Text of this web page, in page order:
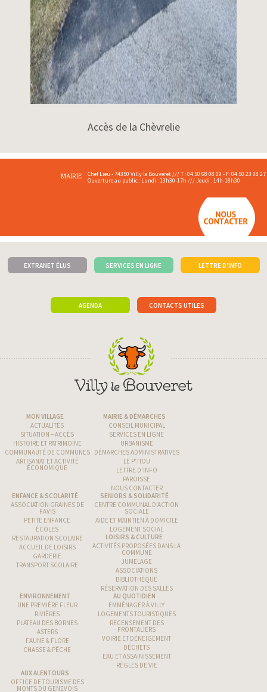
Accès de la Chèvrelie
MAIRIE
Chef Lieu - 74350 Villy le Bouveret /// T : 04 50 68 08 09 - F: 04 50 23 08 27
Ouverture au public : Lundi : 13h30-17h /// Jeudi : 14h-18h30
EXTRANET ÉLUS SERVICES EN LIGNE LETTRE D'INFO
AGENDA CONTACTS UTILES
MON VILLAGE
ACTUALITÉS
SITUATION – ACCÈS
HISTOIRE ET PATRIMOINE
COMMUNAUTÉ DE COMMUNES
ARTISANAT ET ACTIVITÉ
ÉCONOMIQUE
MAIRIE & DÉMARCHES
CONSEIL MUNICIPAL
SERVICES EN LIGNE
URBANISME
DÉMARCHES ADMINISTRATIVES
LE P’TIOU
LETTRE D’INFO
PAROISSE
NOUS CONTACTER
ENFANCE & SCOLARITÉ
ASSOCIATION GRAINES DE
FAVIS
PETITE ENFANCE
ÉCOLES
RESTAURATION SCOLAIRE
ACCUEIL DE LOISIRS
GARDERIE
TRANSPORT SCOLAIRE
SENIORS & SOLIDARITÉ
CENTRE COMMUNAL D’ACTION
SOCIALE
AIDE ET MAINTIEN À DOMICILE
LOGEMENT SOCIAL
LOISIRS & CULTURE
ACTIVITÉS PROPOSÉES DANS LA
COMMUNE
JUMELAGE
ASSOCIATIONS
BIBLIOTHÈQUE
RÉSERVATION DES SALLES
ENVIRONNEMENT
UNE PREMIÈRE FLEUR
RIVIÈRES
PLATEAU DES BORNES
ASTERS
FAUNE & FLORE
CHASSE & PÊCHE
AU QUOTIDIEN
EMMÉNAGER À VILLY
LOGEMENTS TOURISTIQUES
RECENSEMENT DES
FRONTALIERS
VOIRIE ET DÉNEIGEMENT
DÉCHETS
EAU ET ASSAINISSEMENT
RÈGLES DE VIE
AUX ALENTOURS
OFFICE DE TOURISME DES
MONTS DU GENEVOIS